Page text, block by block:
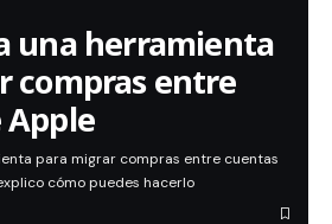
una herramienta
compras entre
para migrar compras entre cuentas
cómo puedes hacerlo